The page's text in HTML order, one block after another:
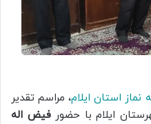
نماز استان ایلام، مراسم تقدیر
ایلام با حضورفیض اله